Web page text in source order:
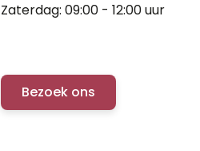
Zaterdag: 09:00 - 12:00 uur
Bezoek ons